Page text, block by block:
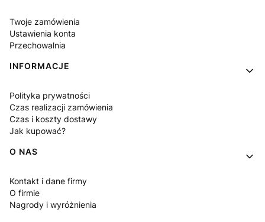
Twoje zamówienia
Ustawienia konta
Przechowalnia
INFORMACJE
Polityka prywatności
Czas realizacji zamówienia
Czas i koszty dostawy
Jak kupować?
O NAS
Kontakt i dane firmy
O firmie
Nagrody i wyróżnienia